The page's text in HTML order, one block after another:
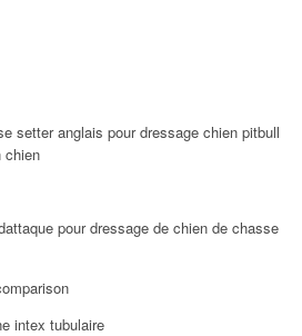
setter anglais pour dressage chien pitbull
chien
pour dressage de chien de chasse
intex tubulaire